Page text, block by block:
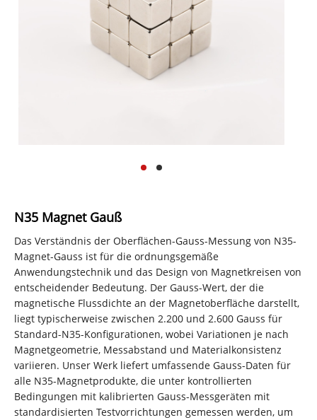
N35 Magnet Gauß
Das Verständnis der Oberflächen-Gauss-Messung von N35-
Magnet-Gauss ist für die ordnungsgemäße
Anwendungstechnik und das Design von Magnetkreisen von
entscheidender Bedeutung. Der Gauss-Wert, der die
magnetische Flussdichte an der Magnetoberfläche darstellt,
liegt typischerweise zwischen 2.200 und 2.600 Gauss für
Standard-N35-Konfigurationen, wobei Variationen je nach
Magnetgeometrie, Messabstand und Materialkonsistenz
variieren. Unser Werk liefert umfassende Gauss-Daten für
alle N35-Magnetprodukte, die unter kontrollierten
Bedingungen mit kalibrierten Gauss-Messgeräten mit
standardisierten Testvorrichtungen gemessen werden, um